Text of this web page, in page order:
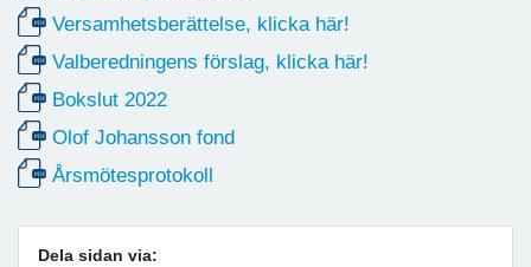
Versamhetsberättelse, klicka här!
Valberedningens förslag, klicka här!
Bokslut 2022
Olof Johansson fond
Årsmötesprotokoll
Dela sidan via: